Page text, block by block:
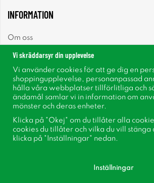
INFORMATION
Om oss
Nyhetsbrev
Om cookies
Inspiration
Vi skräddarsyr din upplevelse
Vi använder cookies för att ge dig en
shoppingupplevelse, personanpassad
hålla våra webbplatser tillförlitliga och
ändamål samlar vi in information om
mönster och deras enheter.
Klicka på "Okej" om du tillåter alla
cookies du tillåter och vilka du vill stänga
klicka på "Inställningar" nedan.
Inställningar